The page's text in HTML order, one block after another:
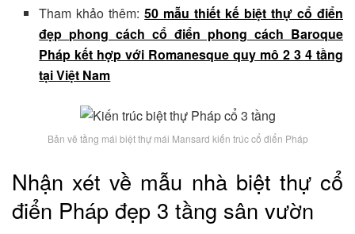
Tham khảo thêm:50 mẫu thiết kế biệt thự cổ điển
đẹp phong cách cổ điển phong cách Baroque
Pháp kết hợp với Romanesque quy mô 2 3 4 tầng
tại Việt Nam
Bản vẽ tầng mái biệt thự mái Mansard kiến trúc cổ điển Pháp
Nhận xét về mẫu nhà biệt thự cổ
điển Pháp đẹp 3 tầng sân vườn